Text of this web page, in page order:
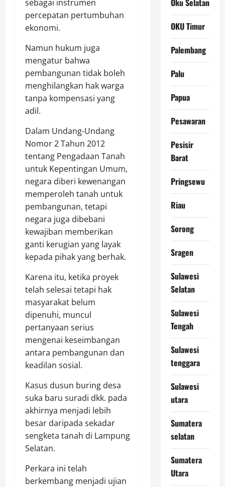
sebagai instrumen
percepatan pertumbuhan
ekonomi.
Namun hukum juga
mengatur bahwa
pembangunan tidak boleh
menghilangkan hak warga
tanpa kompensasi yang
adil.
Dalam Undang-Undang
Nomor 2 Tahun 2012
tentang Pengadaan Tanah
untuk Kepentingan Umum,
negara diberi kewenangan
memperoleh tanah untuk
pembangunan, tetapi
negara juga dibebani
kewajiban memberikan
ganti kerugian yang layak
kepada pihak yang berhak.
Karena itu, ketika proyek
telah selesai tetapi hak
masyarakat belum
dipenuhi, muncul
pertanyaan serius
mengenai keseimbangan
antara pembangunan dan
keadilan sosial.
Kasus dusun buring desa
suka baru suradi dkk. pada
akhirnya menjadi lebih
besar daripada sekadar
sengketa tanah di Lampung
Selatan.
Perkara ini telah
berkembang menjadi ujian
Oku Selatan
OKU Timur
Palembang
Palu
Papua
Pesawaran
Pesisir
Barat
Pringsewu
Riau
Sorong
Sragen
Sulawesi
Selatan
Sulawesi
Tengah
Sulawesi
tenggara
Sulawesi
utara
Sumatera
selatan
Sumatera
Utara